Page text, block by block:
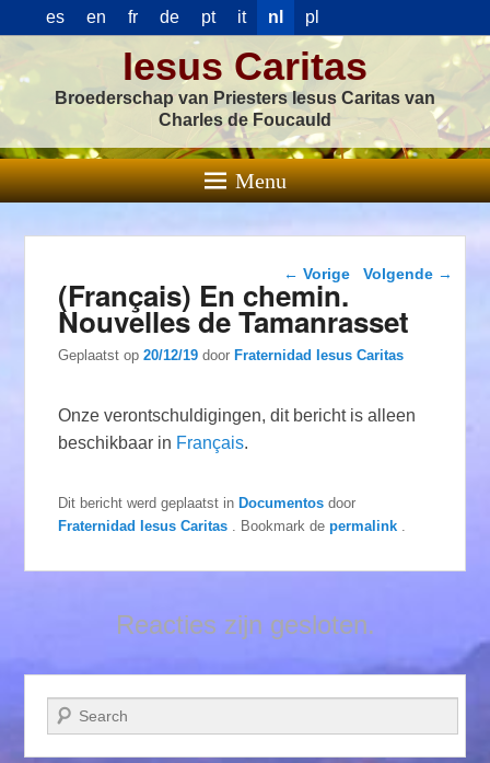
es en fr de pt it nl pl
Iesus Caritas
Broederschap van Priesters Iesus Caritas van
Charles de Foucauld
Menu
Berichtnavigatie
← Vorige Volgende →
(Français) En chemin.
Nouvelles de Tamanrasset
Geplaatst op20/12/19 doorFraternidad Iesus Caritas
Onze verontschuldigingen, dit bericht is alleen
beschikbaar in Français.
Dit bericht werd geplaatst inDocumentos door
Fraternidad Iesus Caritas
. Bookmark depermalink
Reacties zijn gesloten.
Zoeken